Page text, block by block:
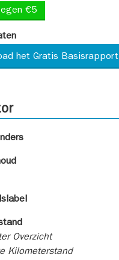
€5
het Gratis Basisrapport
Overzicht
Kilometerstand